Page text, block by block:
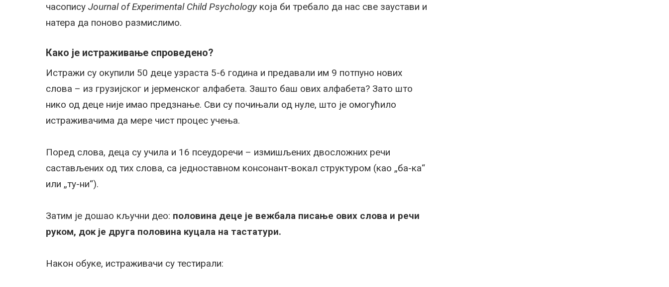
часопису Journal of Experimental Child Psychology која би требало да нас све заустави и
натера да поново размислимо.
Како је истраживање спроведено?
Истражи су окупили 50 деце узраста 5-6 година и предавали им 9 потпуно нових
слова – из грузијског и јерменског алфабета. Зашто баш ових алфабета? Зато што
нико од деце није имао предзнање. Сви су почињали од нуле, што је омогућило
истраживачима да мере чист процес учења.
Поред слова, деца су учила и 16 псеудоречи – измишљених двосложних речи
састављених од тих слова, са једноставном консонант-вокал структуром (као „ба-ка“
или „ту-ни“).
Затим је дошао кључни део: половина деце је вежбала писање ових слова и речи
руком, док је друга половина куцала на тастатури.
Након обуке, истраживачи су тестирали: